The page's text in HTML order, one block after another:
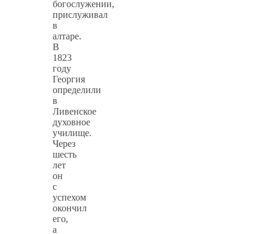
богослужении,
прислуживал
в
алтаре.
В
1823
году
Георгия
определили
в
Ливенское
духовное
училище.
Через
шесть
лет
он
с
успехом
окончил
его,
а